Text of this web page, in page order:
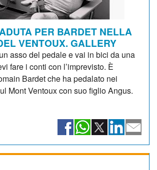
PER BARDET NELLA
VENTOUX. GALLERY
asso del pedale e vai in bici da una
fare i conti con l’imprevisto. È
Bardet che ha pedalato nei
Mont Ventoux con suo figlio Angus.